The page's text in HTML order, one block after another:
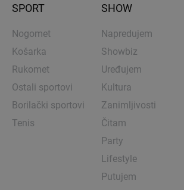
SPORT
Nogomet
Košarka
Rukomet
Ostali sportovi
Borilački sportovi
Tenis
SHOW
Napredujem
Showbiz
Uređujem
Kultura
Zanimljivosti
Čitam
Party
Lifestyle
Putujem